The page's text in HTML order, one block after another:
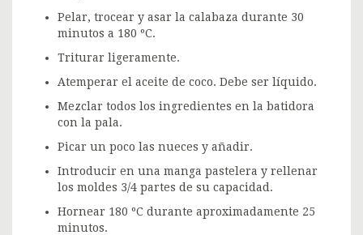
Pelar, trocear y asar la calabaza durante 30
minutos a 180 ºC.
Triturar ligeramente.
Atemperar el aceite de coco. Debe ser líquido.
Mezclar todos los ingredientes en la batidora
con la pala.
Picar un poco las nueces y añadir.
Introducir en una manga pastelera y rellenar
los moldes 3/4 partes de su capacidad.
Hornear 180 ºC durante aproximadamente 25
minutos.